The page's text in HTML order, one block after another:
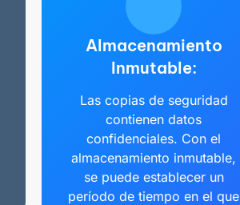
Almacenamiento
Inmutable:
Las copias de seguridad
contienen datos
confidenciales. Con el
almacenamiento inmutable,
se puede establecer un
período de tiempo en el que